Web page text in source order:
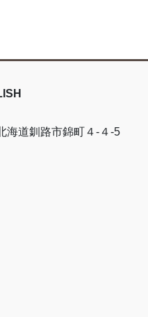
海道釧路市錦町４-４-5